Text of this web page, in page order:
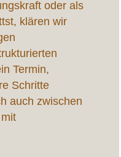
oder als
klären wir
Termin,
Schritte
auch zwischen